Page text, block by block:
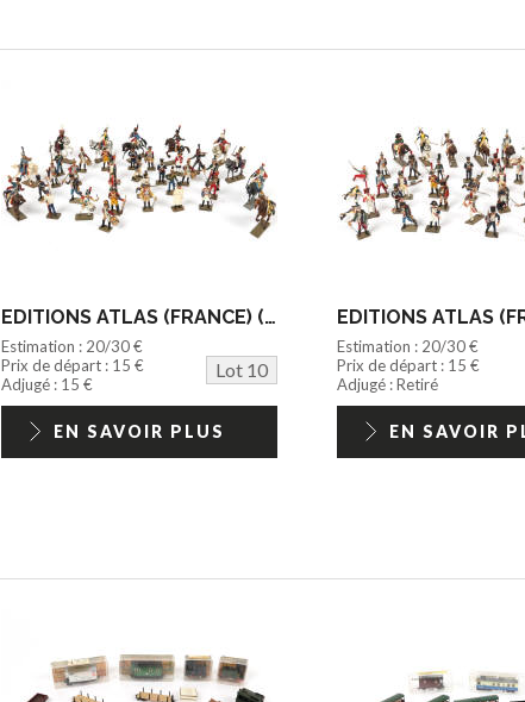
EDITIONS ATLAS (FRANCE) (36)
Estimation : 20/30 €
Prix de départ : 15 €
Lot 10
Adjugé : 15 €
EN SAVOIR PLUS
Estimation : 20/30 €
Prix de départ : 15 €
Adjugé : Retiré
EN SAVOIR